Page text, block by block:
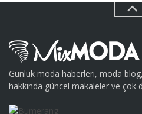
Günlük moda haberleri, moda
hakkında güncel makaleler ve çok